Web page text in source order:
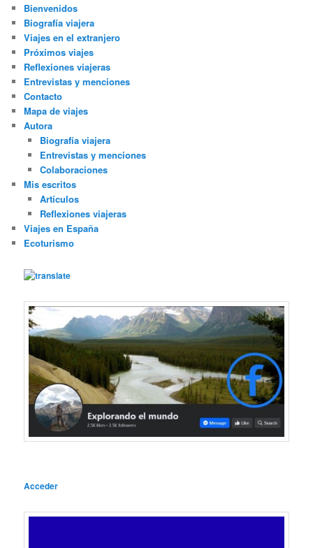
Bienvenidos
Biografía viajera
Viajes en el extranjero
Próximos viajes
Reflexiones viajeras
Entrevistas y menciones
Contacto
Mapa de viajes
Autora
Biografía viajera
Entrevistas y menciones
Colaboraciones
Mis escritos
Artículos
Reflexiones viajeras
Viajes en España
Ecoturismo
Acceder